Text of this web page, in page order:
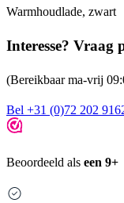
Warmhoudlade, zwart
Interesse? Vraag
(Bereikbaar ma-vrij
Bel +31 (0)72 202
Beoordeeld als een 9+